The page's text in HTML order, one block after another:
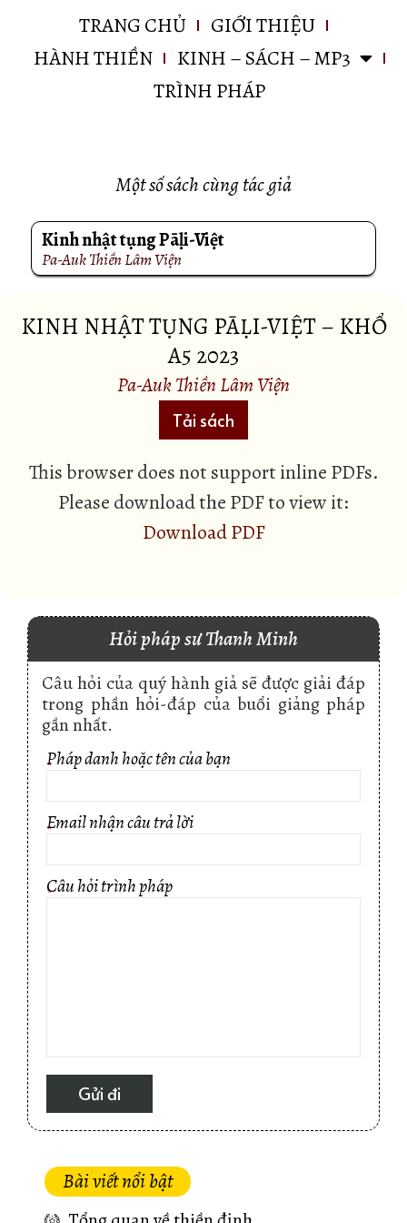
TRANG CHỦ
GIỚI THIỆU
HÀNH THIỀN
KINH – SÁCH – MP3
TRÌNH PHÁP
Một số sách cùng tác giả
Kinh nhật tụng Pāḷi-Việt
Pa-Auk Thiền Lâm Viện
KINH NHẬT TỤNG PĀḶI-VIỆT – KHỔ
A5 2023
Pa-Auk Thiền Lâm Viện
Tải sách
This browser does not support inline PDFs.
Please download the PDF to view it:
Download PDF
Hỏi pháp sư Thanh Minh
Câu hỏi của quý hành giả sẽ được giải đáp
trong phần hỏi-đáp của buổi giảng pháp
gần nhất.
Pháp danh hoặc tên của bạn
*
Email nhận câu trả lời
*
Câu hỏi trình pháp
*
Bài viết nổi bật